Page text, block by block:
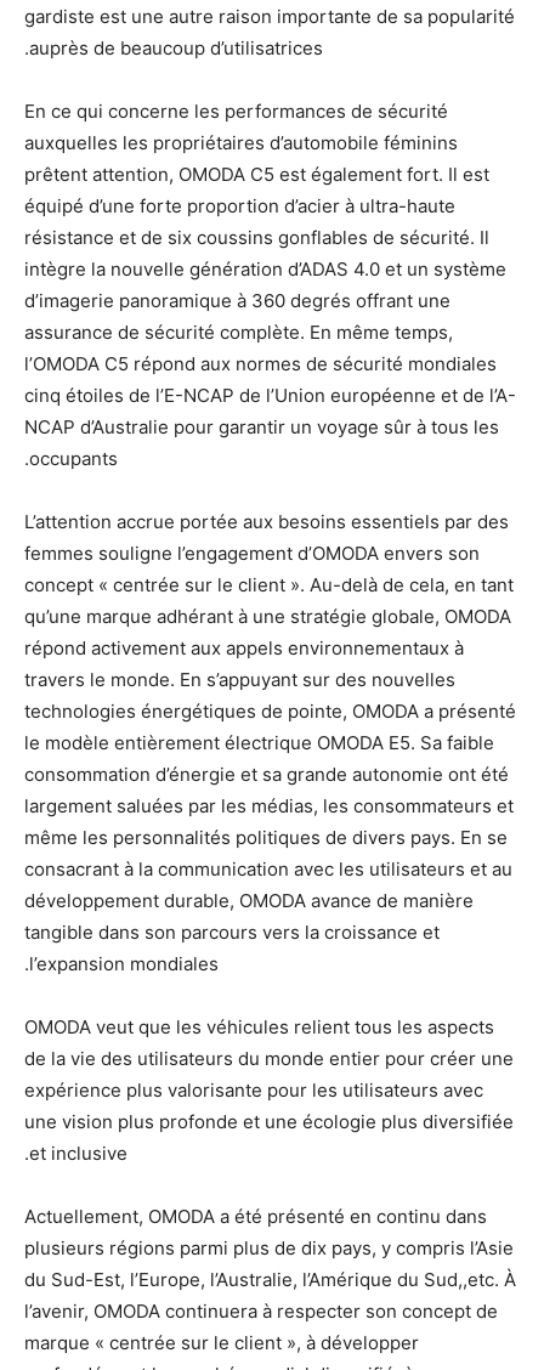
gardiste est une autre raison importante de sa popularité
auprès de beaucoup d’utilisatrices.
En ce qui concerne les performances de sécurité
auxquelles les propriétaires d’automobile féminins
prêtent attention, OMODA C5 est également fort. Il est
équipé d’une forte proportion d’acier à ultra-haute
résistance et de six coussins gonflables de sécurité. Il
intègre la nouvelle génération d’ADAS 4.0 et un système
d’imagerie panoramique à 360 degrés offrant une
assurance de sécurité complète. En même temps,
l’OMODA C5 répond aux normes de sécurité mondiales
cinq étoiles de l’E-NCAP de l’Union européenne et de l’A-
NCAP d’Australie pour garantir un voyage sûr à tous les
occupants.
L’attention accrue portée aux besoins essentiels par des
femmes souligne l’engagement d’OMODA envers son
concept « centrée sur le client ». Au-delà de cela, en tant
qu’une marque adhérant à une stratégie globale, OMODA
répond activement aux appels environnementaux à
travers le monde. En s’appuyant sur des nouvelles
technologies énergétiques de pointe, OMODA a présenté
le modèle entièrement électrique OMODA E5. Sa faible
consommation d’énergie et sa grande autonomie ont été
largement saluées par les médias, les consommateurs et
même les personnalités politiques de divers pays. En se
consacrant à la communication avec les utilisateurs et au
développement durable, OMODA avance de manière
tangible dans son parcours vers la croissance et
l’expansion mondiales.
OMODA veut que les véhicules relient tous les aspects
de la vie des utilisateurs du monde entier pour créer une
expérience plus valorisante pour les utilisateurs avec
une vision plus profonde et une écologie plus diversifiée
et inclusive.
Actuellement, OMODA a été présenté en continu dans
plusieurs régions parmi plus de dix pays, y compris l’Asie
du Sud-Est, l’Europe, l’Australie, l’Amérique du Sud,,etc. À
l’avenir, OMODA continuera à respecter son concept de
marque « centrée sur le client », à développer